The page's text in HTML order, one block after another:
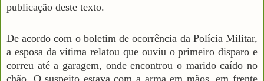
publicação deste texto.
De acordo com o boletim de ocorrência da Polícia Militar,
a esposa da vítima relatou que ouviu o primeiro disparo e
correu até a garagem, onde encontrou o marido caído no
chão. O suspeito estava com a arma em mãos, em frente